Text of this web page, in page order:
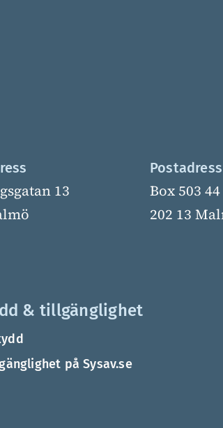
13
Postadress
Box 503 44
202 13
& tillgänglighet
på Sysav.se